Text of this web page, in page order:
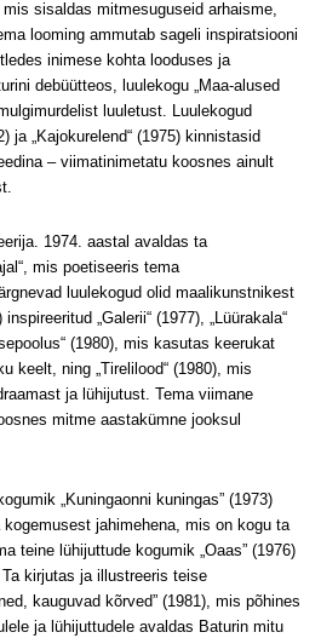
sisaldas mitmesuguseid arhaisme,
looming ammutab sageli inspiratsiooni
inimese kohta looduses ja
debüütteos, luulekogu „Maa-alused
luuletust. Luulekogud
ja „Kajokurelend“ (1975) kinnistasid
– viimatinimetatu koosnes ainult
1974. aastal avaldas ta
mis poetiseeris tema
luulekogud olid maalikunstnikest
„Galerii“ (1977), „Lüürakala“
(1980), mis kasutas keerukat
keelt, ning „Tirelilood“ (1980), mis
ja lühijutust. Tema viimane
mitme aastakümne jooksul
„Kuningaonni kuningas” (1973)
jahimehena, mis on kogu ta
teine ​​lühijuttude kogumik „Oaas” (1976)
kirjutas ja illustreeris teise
kauguvad kõrved” (1981), mis põhines
ja lühijuttudele avaldas Baturin mitu